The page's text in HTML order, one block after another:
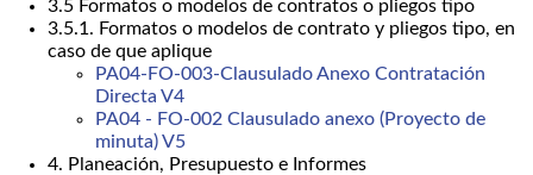
3.5 Formatos o modelos de contratos o pliegos tipo
3.5.1. Formatos o modelos de contrato y pliegos tipo, en
caso de que aplique
PA04-FO-003-Clausulado Anexo Contratación
Directa V4
PA04 - FO-002 Clausulado anexo (Proyecto de
minuta) V5
4. Planeación, Presupuesto e Informes